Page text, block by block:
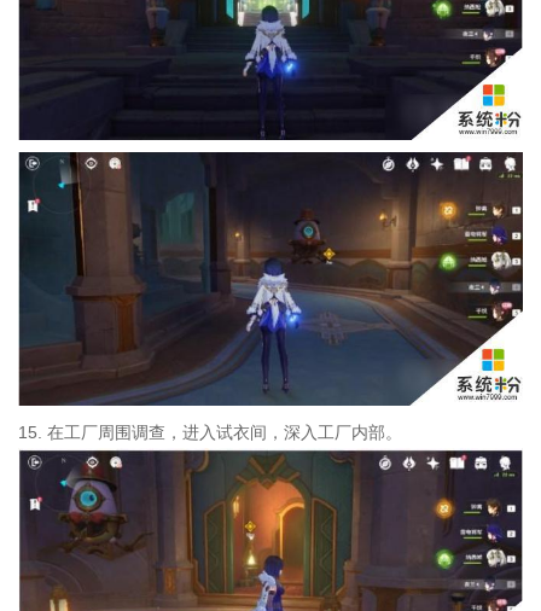
15. 在工厂周围调查，进入试衣间，深入工厂内部。